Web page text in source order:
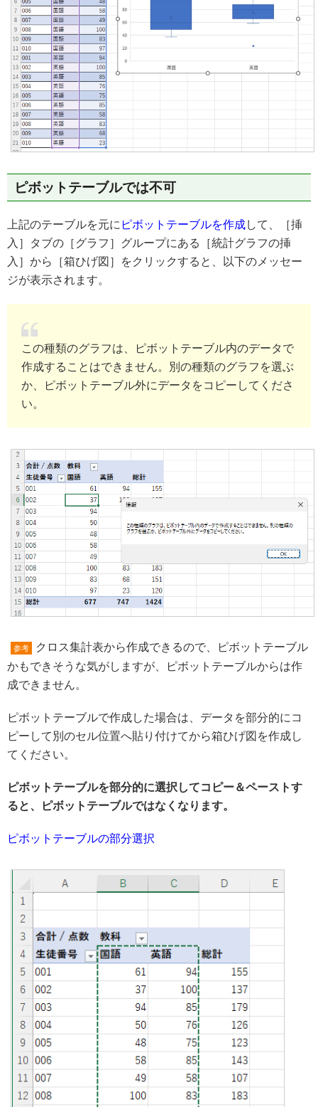
ピボットテーブルでは不可
上記のテーブルを元に ピボットテーブルを作成して、［挿
入］タブの［グラフ］グループにある［統計グラフの挿
入］から［箱ひげ図］をクリックすると、以下のメッセー
ジが表示されます。
この種類のグラフは、ピボットテーブル内のデータで
作成することはできません。別の種類のグラフを選ぶ
か、ピボットテーブル外にデータをコピーしてくださ
い。
参考
クロス集計表から作成できるので、ピボットテーブル
かもできそうな気がしますが、ピボットテーブルからは作
成できません。
ピボットテーブルで作成した場合は、データを部分的にコ
ピーして別のセル位置へ貼り付けてから箱ひげ図を作成し
てください。
ピボットテーブルを部分的に選択してコピー＆ペーストす
ると、ピボットテーブルではなくなります。
ピボットテーブルの部分選択